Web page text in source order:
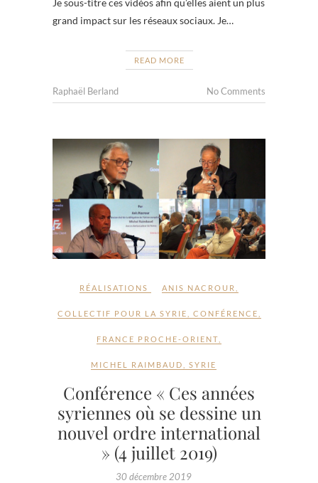
Je sous-titre ces vidéos afin qu’elles aient un plus
grand impact sur les réseaux sociaux. Je…
READ MORE
Raphaël Berland No Comments
RÉALISATIONS ANIS NACROUR
COLLECTIF POUR LA SYRIE CONFÉRENCE
FRANCE PROCHE-ORIENT
MICHEL RAIMBAUD SYRIE
Conférence « Ces années
syriennes où se dessine un
nouvel ordre international
» (4 juillet 2019)
30 décembre 2019